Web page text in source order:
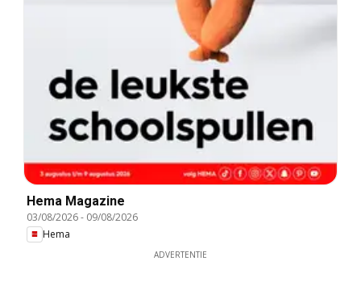
Hema Magazine
03/08/2026- 09/08/2026
Hema
ADVERTENTIE